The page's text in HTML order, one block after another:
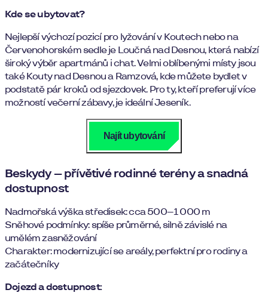
Kde se ubytovat?
Nejlepší výchozí pozicí pro lyžování v Koutech nebo na
Červenohorském sedle je Loučná nad Desnou, která nabízí
široký výběr apartmánů i chat. Velmi oblíbenými místy jsou
také Kouty nad Desnou a Ramzová, kde můžete bydlet v
podstatě pár kroků od sjezdovek. Pro ty, kteří preferují více
možností večerní zábavy, je ideální Jeseník.
Najít ubytování
Beskydy – přívětivé rodinné terény a snadná
dostupnost
Nadmořská výška středisek: cca 500–1 000 m
Sněhové podmínky: spíše průměrné, silně závislé na
umělém zasněžování
Charakter: modernizující se areály, perfektní pro rodiny a
začátečníky
Dojezd a dostupnost: